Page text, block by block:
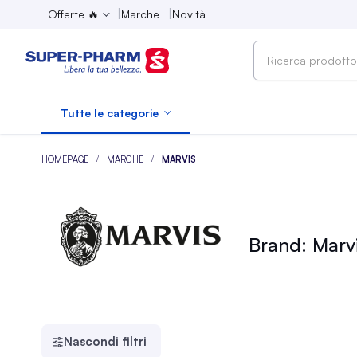
Offerte 🔥 Marche Novità
Tutte le categorie
HOMEPAGE MARCHE MARVIS
Brand:
Nascondi filtri